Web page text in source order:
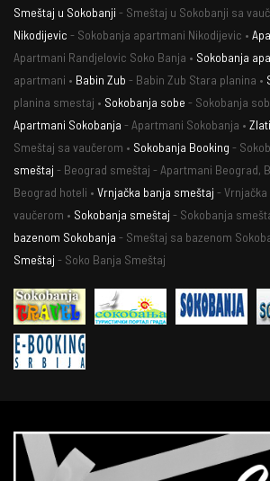
Smeštaj u Sokobanji - Smeštaj u Sokobanji sa
Nikodijevic - Sokobanja apartmani Nikodijevic •
Apartmani Randjelovic Soko Banja • Sokobanja
apartmani • Babin Zub - Babin Zub Stara planina •
planina smestaj • Sokobanja sobe - Sokobanja
Apartmani Sokobanja - Apartmani Sokobanja •
Smeštaj sa vaučerom • Sokobanja Booking -
smeštaj - Beograd smeštaj - Apartmani Beograd,
Beograd hoteli • Vrnjačka banja smeštaj -
vaučerom • Sokobanja smeštaj - Sokobanja
bazenom Sokobanja - Smeštaj sa bazenom
Smeštaj - Soko Banja Smeštaj